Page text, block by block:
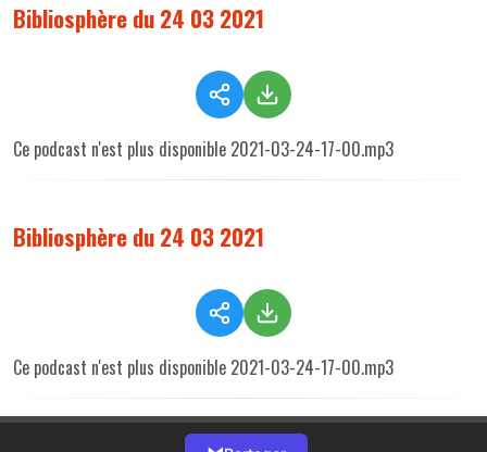
Bibliosphère du 24 03 2021
Ce podcast n'est plus disponible 2021-03-24-17-00.mp3
Bibliosphère du 24 03 2021
Ce podcast n'est plus disponible 2021-03-24-17-00.mp3